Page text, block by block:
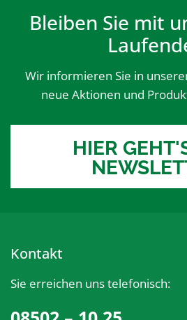
Bleiben Sie mit
Wir informieren Sie in
neue Aktionen und
HIER
Kontakt
Sie erreichen uns telefonisch: